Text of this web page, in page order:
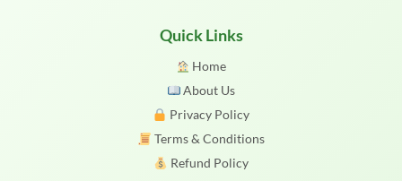
Quick Links
Home
About Us
Privacy Policy
Terms & Conditions
Refund Policy